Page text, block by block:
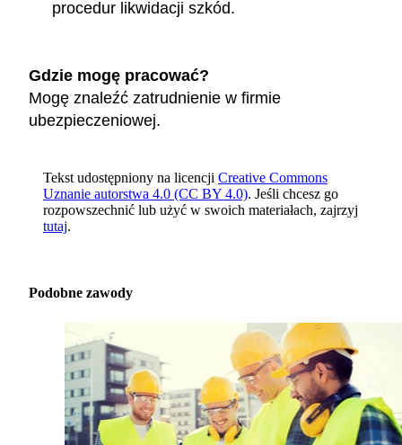
procedur likwidacji szkód.
Gdzie mogę pracować?
Mogę znaleźć zatrudnienie w firmie
ubezpieczeniowej.
Tekst udostępniony na licencji Creative Commons
Uznanie autorstwa 4.0 (CC BY 4.0). Jeśli chcesz go
rozpowszechnić lub użyć w swoich materiałach, zajrzyj
tutaj.
Podobne zawody